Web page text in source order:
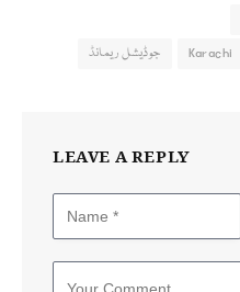
Karachi
جوڈیشل ریمانڈ
LEAVE A REPLY